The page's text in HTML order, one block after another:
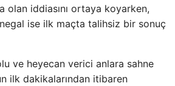
olan iddiasını ortaya koyarken,
ise ilk maçta talihsiz bir sonuç
ve heyecan verici anlara sahne
ilk dakikalarından itibaren